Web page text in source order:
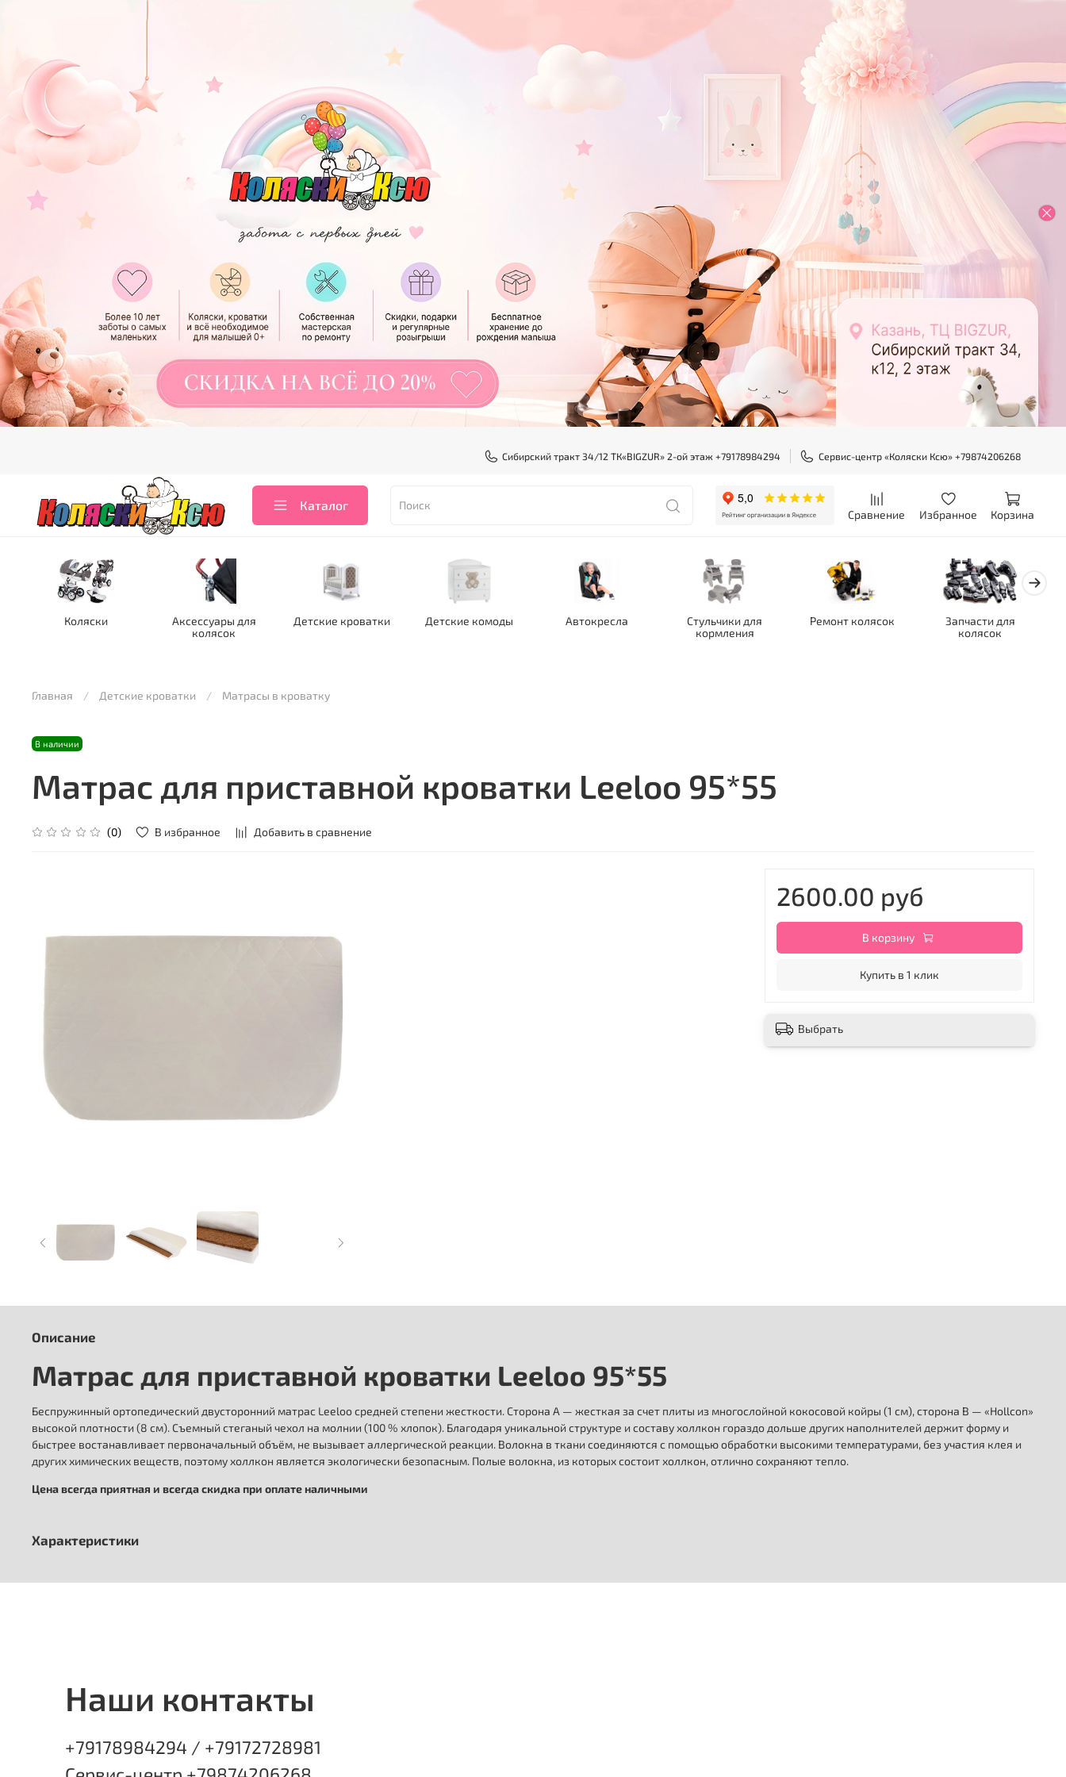
Сибирский тракт 34/12 ТК«BIGZUR» 2-ой этаж +79178984294 Сервис-центр «Коляски Ксю» +79874206268
Каталог
Сравнение Избранное Корзина
Коляски
Аксессуары для
колясок
Детские кроватки Детские комоды Автокресла
Стульчики для
кормления
Ремонт колясок
Запчасти для
колясок
Главная Детские кроватки Матрасы в кроватку
В наличии
Матрас для приставной кроватки Leeloo 95*55
(0) В избранное Добавить в сравнение
2600.00 руб
В корзину
Купить в 1 клик
Выбрать
Описание
Матрас для приставной кроватки Leeloo 95*55
Беспружинный ортопедический двусторонний матрас Leeloo средней степени жесткости. Сторона А — жесткая за счет плиты из многослойной кокосовой койры (1 см), сторона В — «Hollcon»
высокой плотности (8 см). Съемный стеганый чехол на молнии (100 % хлопок). Благодаря уникальной структуре и составу холлкон гораздо дольше других наполнителей держит форму и
быстрее востанавливает первоначальный объём, не вызывает аллергической реакции. Волокна в ткани соединяются с помощью обработки высокими температурами, без участия клея и
других химических веществ, поэтому холлкон является экологически безопасным. Полые волокна, из которых состоит холлкон, отлично сохраняют тепло.
Цена всегда приятная и всегда скидка при оплате наличными
Характеристики
Наши контакты
+79178984294 / +79172728981